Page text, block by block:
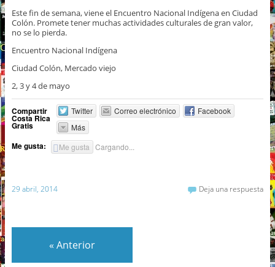
Este fin de semana, viene el Encuentro Nacional Indígena en Ciudad
Colón. Promete tener muchas actividades culturales de gran valor,
no se lo pierda.
Encuentro Nacional Indígena
Ciudad Colón, Mercado viejo
2, 3 y 4 de mayo
Compartir
Costa Rica
Gratis
Twitter Correo electrónico
Facebook
Más
Me gusta: Me gusta Cargando...
29 abril, 2014 Deja una respuesta
« Anterior